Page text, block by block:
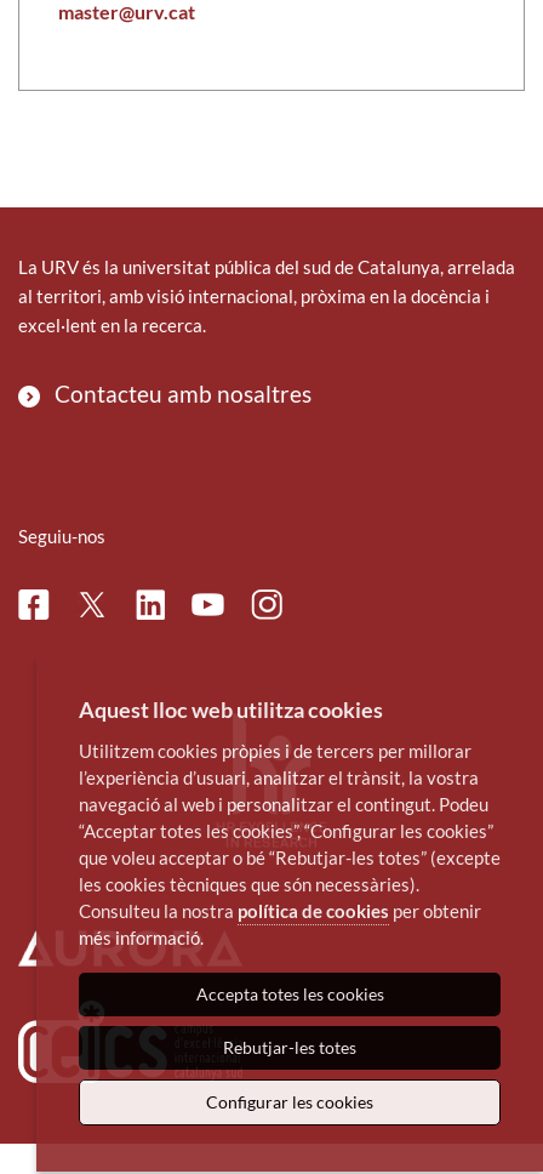
master@urv.cat
La URV és la universitat pública del sud de Catalunya, arrelada
al territori, amb visió internacional, pròxima en la docència i
excel·lent en la recerca.
Contacteu amb nosaltres
Seguiu-nos
FacebookTwitterLinkedinYoutubeInstagram
Aquest lloc web utilitza cookies
Utilitzem cookies pròpies i de tercers per millorar
l’experiència d’usuari, analitzar el trànsit, la vostra
navegació al web i personalitzar el contingut. Podeu
“Acceptar totes les cookies”, “Configurar les cookies”
que voleu acceptar o bé “Rebutjar-les totes” (excepte
les cookies tècniques que són necessàries).
Consulteu la nostra política de cookies per obtenir
més informació.
Accepta totes les cookies
Rebutjar-les totes
Configurar les cookies